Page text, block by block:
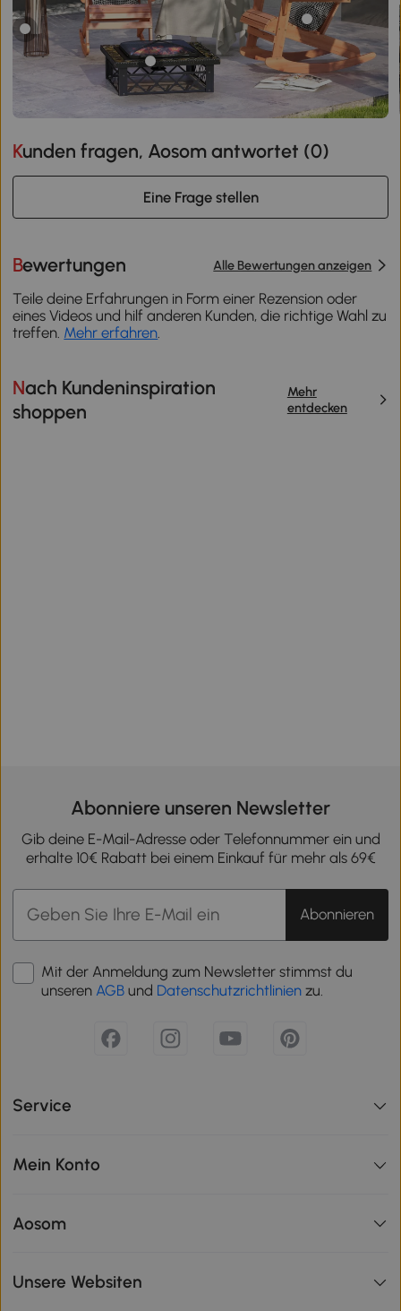
Kunden fragen, Aosom antwortet (0)
Eine Frage stellen
Bewertungen Alle Bewertungen anzeigen
Teile deine Erfahrungen in Form einer Rezension oder
eines Videos und hilf anderen Kunden, die richtige Wahl zu
treffen. Mehr erfahren
Nach Kundeninspiration
shoppen
Mehr
entdecken
Abonniere unseren Newsletter
Gib deine E-Mail-Adresse oder Telefonnummer ein und
erhalte 10€ Rabatt bei einem Einkauf für mehr als 69€
Abonnieren
Mit der Anmeldung zum Newsletter stimmst du
unseren AGB und Datenschutzrichtlinien zu.
Service
Mein Konto
Aosom
Unsere Websiten